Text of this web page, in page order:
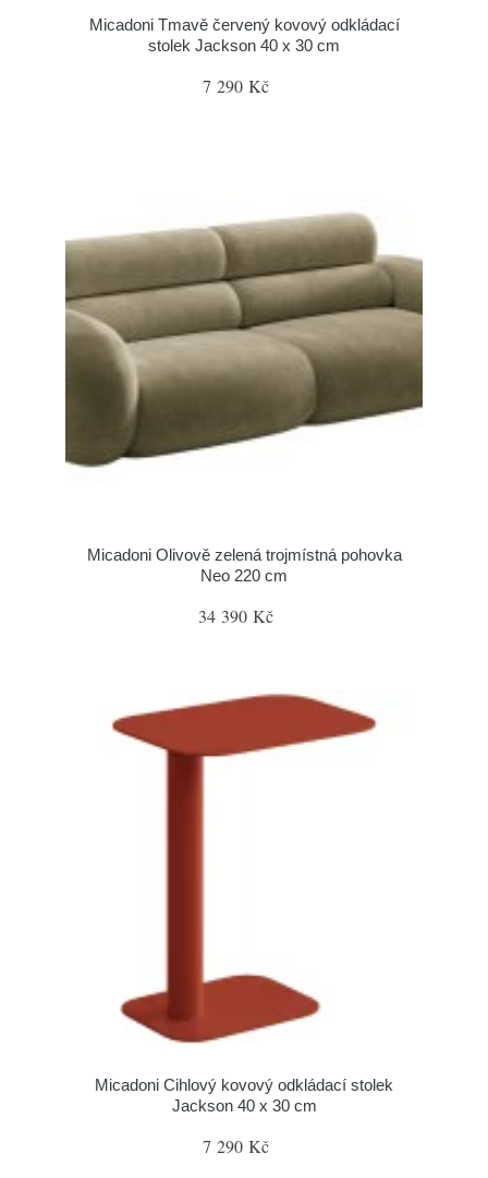
Micadoni Tmavě červený kovový odkládací
stolek Jackson 40 x 30 cm
7 290 Kč
Micadoni Olivově zelená trojmístná pohovka
Neo 220 cm
34 390 Kč
Micadoni Cihlový kovový odkládací stolek
Jackson 40 x 30 cm
7 290 Kč